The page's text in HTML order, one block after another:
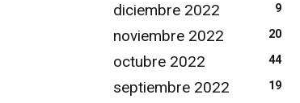
diciembre 2022 9
noviembre 2022 20
octubre 2022 44
septiembre 2022 19